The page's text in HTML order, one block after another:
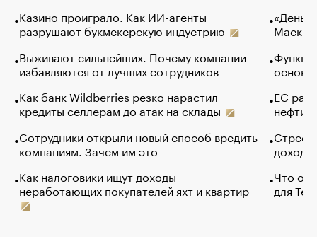
Казино проиграло. Как ИИ-агенты
разрушают букмекерскую индустрию
Выживают сильнейших. Почему компании
избавляются от лучших сотрудников
Как банк Wildberries резко нарастил
кредиты селлерам до атак на склады
Сотрудники открыли новый способ вредить
компаниям. Зачем им это
Как налоговики ищут доходы
неработающих покупателей яхт и квартир
Маск в
основ
ЕС
нефти
Что
для